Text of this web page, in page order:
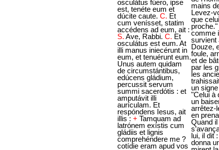
osculátus fúero, ipse
est, tenéte eum et
dúcite caute. C. Et
cum venísset, statim
accédens ad eum, ait :
S. Ave, Rabbi. C. Et
osculátus est eum. At
illi manus iniecérunt in
eum, et tenuérunt eum.
Unus autem quidam
de circumstántibus,
edúcens gládium,
percussit servum
summi sacerdótis : et
amputávit illi
aurículam. Et
respóndens Iesus, ait
illis : + Tamquam ad
latrónem exístis cum
gládiis et lignis
comprehéndere me ?
cotídie eram apud vos